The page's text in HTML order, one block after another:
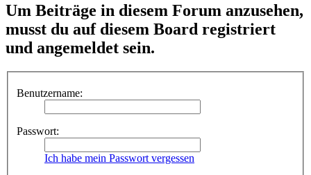
Um Beiträge in diesem Forum anzusehen,
musst du auf diesem Board registriert
und angemeldet sein.
Benutzername:
Passwort:
Ich habe mein Passwort vergessen